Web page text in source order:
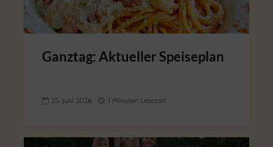
Ganztag: Aktueller Speiseplan
25. Juni 2026 1 Minuten Lesezeit